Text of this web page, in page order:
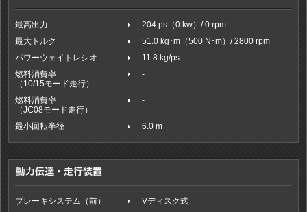
最高出力
204 ps（0 kw）/ 0 rpm
最大トルク
51.0 kg･m（500 N･m）/ 2800 rpm
パワーウェイトレシオ
11.8 kg/ps
燃料消費率
（10/15モード走行）
-
燃料消費率
（JC08モード走行）
-
最小回転半径 6.0 m
ブレーキシステム（前）
Vディスク式